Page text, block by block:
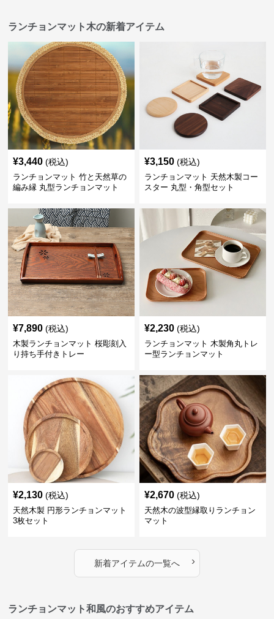
ランチョンマット木の新着アイテム
¥3,440 (税込)
ランチョンマット 竹と天然草の
編み縁 丸型ランチョンマット
¥3,150 (税込)
ランチョンマット 天然木製コー
スター 丸型・角型セット
¥7,890 (税込)
木製ランチョンマット 桜彫刻入
り持ち手付きトレー
¥2,230 (税込)
ランチョンマット 木製角丸トレ
ー型ランチョンマット
¥2,130 (税込)
天然木製 円形ランチョンマット
3枚セット
¥2,670 (税込)
天然木の波型縁取りランチョン
マット
新着アイテムの一覧へ ›
ランチョンマット和風のおすすめアイテム